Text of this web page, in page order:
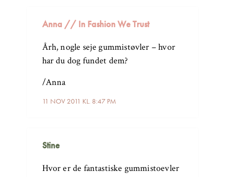
Anna // In Fashion We Trust
11 NOV 2011 KL. 8:47 PM
Årh, nogle seje gummistøvler – hvor
har du dog fundet dem?
/Anna
Stine
Hvor er de fantastiske gummistoevler